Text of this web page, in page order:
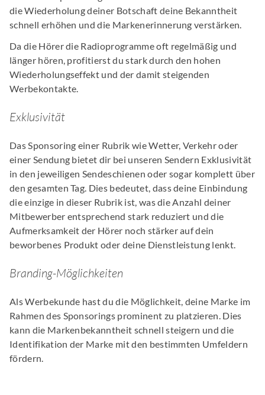
die Wiederholung deiner Botschaft deine Bekanntheit
schnell erhöhen und die Markenerinnerung verstärken.
Da die Hörer die Radioprogramme oft regelmäßig und
länger hören, profitierst du stark durch den hohen
Wiederholungseffekt und der damit steigenden
Werbekontakte.
Exklusivität
Das Sponsoring einer Rubrik wie Wetter, Verkehr oder
einer Sendung bietet dir bei unseren Sendern Exklusivität
in den jeweiligen Sendeschienen oder sogar komplett über
den gesamten Tag. Dies bedeutet, dass deine Einbindung
die einzige in dieser Rubrik ist, was die Anzahl deiner
Mitbewerber entsprechend stark reduziert und die
Aufmerksamkeit der Hörer noch stärker auf dein
beworbenes Produkt oder deine Dienstleistung lenkt.
Branding-Möglichkeiten
Als Werbekunde hast du die Möglichkeit, deine Marke im
Rahmen des Sponsorings prominent zu platzieren. Dies
kann die Markenbekanntheit schnell steigern und die
Identifikation der Marke mit den bestimmten Umfeldern
fördern.